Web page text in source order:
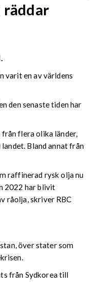
räddar
varit en av världens
den senaste tiden har
från flera olika länder,
Bland annat från
raffinerad rysk olja nu
2022 har blivit
råolja, skriver RBC
över stater som
från Sydkorea till